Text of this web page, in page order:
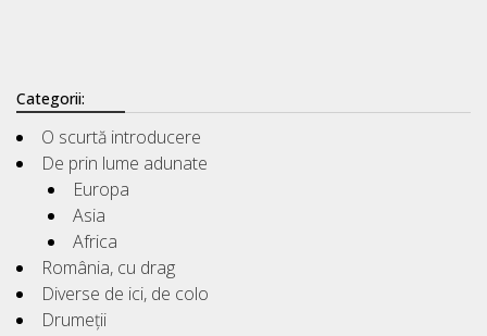
Categorii:
O scurtă introducere
De prin lume adunate
Europa
Asia
Africa
România, cu drag
Diverse de ici, de colo
Drumeții